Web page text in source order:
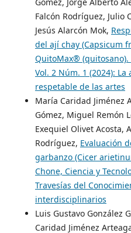
Gómez, Jorge Alberto
Falcón Rodríguez, Julio
Jesús Alarcón Mok,
del ají chay (Capsicum
QuitoMax® (quitosano).
Vol. 2 Núm. 1 (2024):
respetable de las artes
María Caridad Jiménez
Gómez, Miguel Remón
Exequiel Olivet Acosta,
Rodríguez, Evaluación
garbanzo (Cicer
Chone, Ciencia y
Travesías del
interdisciplinarios
Luis Gustavo González
Caridad Jiménez